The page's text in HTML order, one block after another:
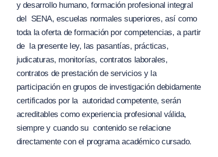
y desarrollo humano, formación profesional integral
del
SENA, escuelas normales superiores, así como
toda la oferta de formación por competencias, a partir
de
la presente ley, las pasantías, prácticas,
judicaturas, monitorías, contratos laborales,
contratos de prestación de servicios y la
participación en grupos de investigación debidamente
certificados por la autoridad competente, serán
acreditables como experiencia profesional válida,
siempre y cuando su contenido se relacione
directamente con el programa académico cursado.